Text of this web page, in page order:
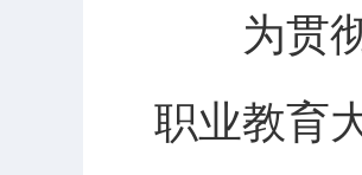
为贯彻
职业教育